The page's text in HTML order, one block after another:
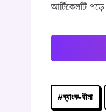
আর্টিকেলটি
Post
Tags:
#ব্যাংক-বীমা